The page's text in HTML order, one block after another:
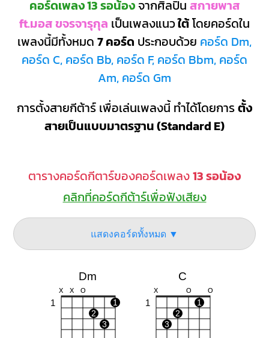
คอร์ดเพลง 13 รอน้องจากศิลปิน สกายพาส
ft.มอส ขจรจารุกุล เป็นเพลงแนวใต้โดยคอร์ดใน
เพลงนี้มีทั้งหมด 7 คอร์ด ประกอบด้วย คอร์ด Dm,
คอร์ด C, คอร์ด Bb, คอร์ด F, คอร์ด Bbm, คอร์ด
Am, คอร์ด Gm
การตั้งสายกีต้าร์ เพื่อเล่นเพลงนี้ ทำได้โดยการตั้ง
สายเป็นแบบมาตรฐาน (Standard E)
ตารางคอร์ดกีตาร์ของคอร์ดเพลง13 รอน้อง
คลิกที่คอร์ดกีต้าร์เพื่อฟังเสียง
แสดงคอร์ดทั้งหมด ▼
Dm
X X O
1
1
2
3
C
X O O
1
1
2
3